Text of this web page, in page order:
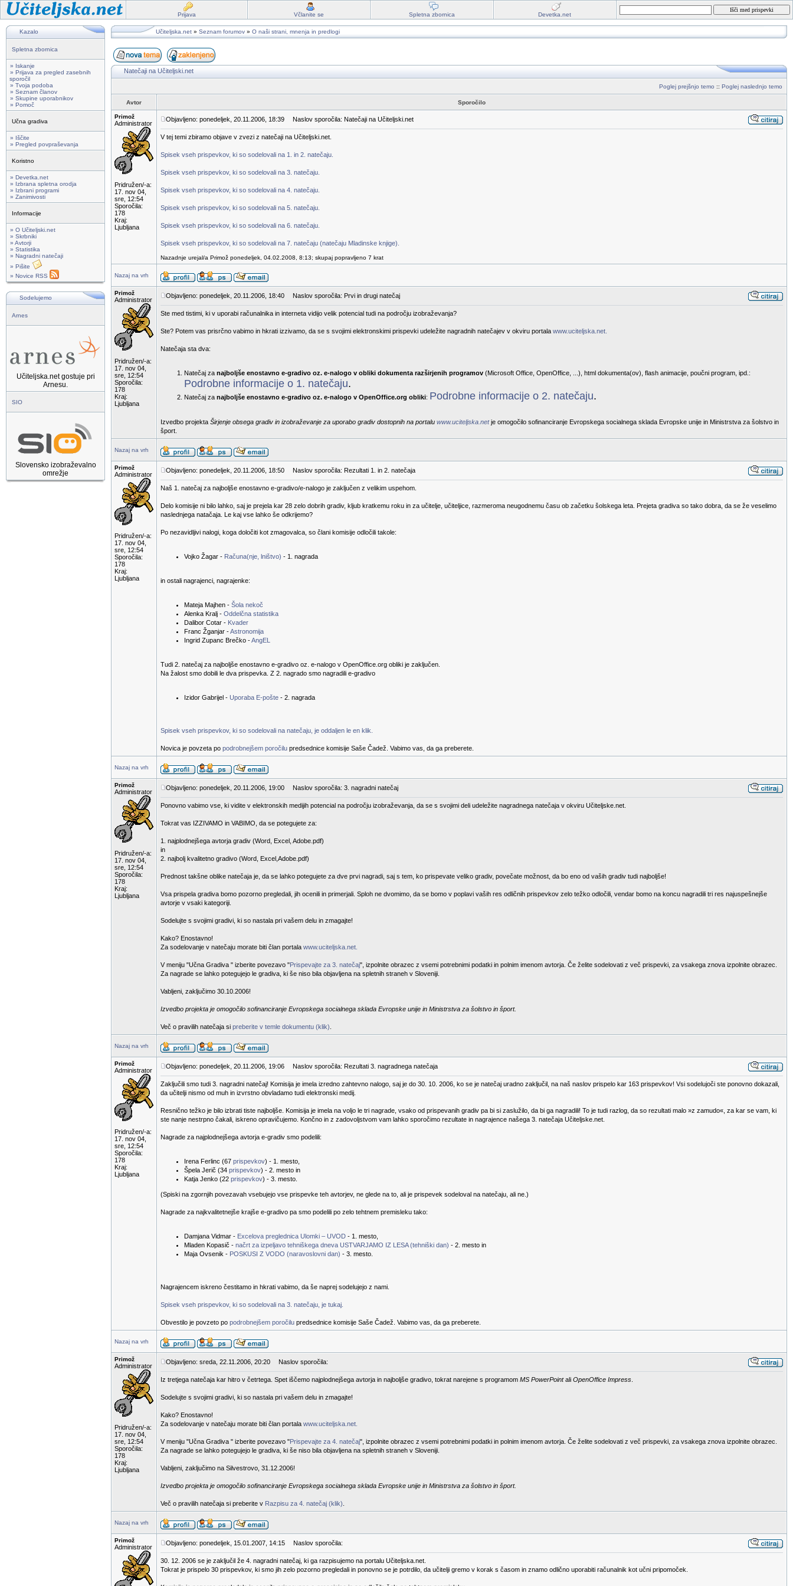
Prijava Včlanite se Spletna zbornica Devetka.net
Kazalo
Spletna zbornica
» Iskanje
» Prijava za pregled zasebnih
sporočil
» Tvoja podoba
» Seznam članov
» Skupine uporabnikov
» Pomoč
Učna gradiva
» Iščite
» Pregled povpraševanja
Koristno
» Devetka.net
» Izbrana spletna orodja
» Izbrani programi
» Zanimivosti
Informacije
» O Učiteljski.net
» Skrbniki
» Avtorji
» Statistika
» Nagradni natečaji
» Pišite
» Novice RSS
Sodelujemo
Arnes
Učiteljska.net gostuje pri
Arnesu.
SIO
Slovensko izobraževalno
omrežje
Učiteljska.net » Seznam forumov » O naši strani, mnenja in predlogi
Natečaji na Učiteljski.net
Poglej prejšnjo temo :: Poglej naslednjo temo
Avtor Sporočilo
Primož
Administrator
Pridružen/-a:
17. nov 04,
sre, 12:54
Sporočila:
178
Kraj:
Ljubljana
Objavljeno: ponedeljek, 20.11.2006, 18:39 Naslov sporočila: Natečaji na Učiteljski.net
V tej temi zbiramo objave v zvezi z natečaji na Učiteljski.net.
Spisek vseh prispevkov, ki so sodelovali na 1. in 2. natečaju.
Spisek vseh prispevkov, ki so sodelovali na 3. natečaju.
Spisek vseh prispevkov, ki so sodelovali na 4. natečaju.
Spisek vseh prispevkov, ki so sodelovali na 5. natečaju.
Spisek vseh prispevkov, ki so sodelovali na 6. natečaju.
Spisek vseh prispevkov, ki so sodelovali na 7. natečaju (natečaju Mladinske knjige).
Nazadnje urejal/a Primož ponedeljek, 04.02.2008, 8:13; skupaj popravljeno 7 krat
Nazaj na vrh
Primož
Administrator
Pridružen/-a:
17. nov 04,
sre, 12:54
Sporočila:
178
Kraj:
Ljubljana
Objavljeno: ponedeljek, 20.11.2006, 18:40 Naslov sporočila: Prvi in drugi natečaj
Ste med tistimi, ki v uporabi računalnika in interneta vidijo velik potencial tudi na področju izobraževanja?
Ste? Potem vas prisrčno vabimo in hkrati izzivamo, da se s svojimi elektronskimi prispevki udeležite nagradnih natečajev v okviru portala www.uciteljska.net.
Natečaja sta dva:
Natečaj za najboljše enostavno e-gradivo oz. e-nalogo v obliki dokumenta razširjenih programov (Microsoft Office, OpenOffice, ...), html dokumenta(ov), flash animacije, poučni program, ipd.:
Podrobne informacije o 1. natečaju.
Natečaj za najboljše enostavno e-gradivo oz. e-nalogo v OpenOffice.org obliki: Podrobne informacije o 2. natečaju.
Izvedbo projekta Širjenje obsega gradiv in izobraževanje za uporabo gradiv dostopnih na portalu www.uciteljska.netje omogočilo sofinanciranje Evropskega socialnega sklada Evropske unije in Ministrstva za šolstvo in
šport.
Nazaj na vrh
Primož
Administrator
Pridružen/-a:
17. nov 04,
sre, 12:54
Sporočila:
178
Kraj:
Ljubljana
Objavljeno: ponedeljek, 20.11.2006, 18:50 Naslov sporočila: Rezultati 1. in 2. natečaja
Naš 1. natečaj za najboljše enostavno e-gradivo/e-nalogo je zaključen z velikim uspehom.
Delo komisije ni bilo lahko, saj je prejela kar 28 zelo dobrih gradiv, kljub kratkemu roku in za učitelje, učiteljice, razmeroma neugodnemu času ob začetku šolskega leta. Prejeta gradiva so tako dobra, da se že veselimo
naslednjega natačaja. Le kaj vse lahko še odkrijemo?
Po nezavidljivi nalogi, koga določiti kot zmagovalca, so člani komisije odločili takole:
Vojko Žagar - Računa(nje, lništvo) - 1. nagrada
in ostali nagrajenci, nagrajenke:
Mateja Majhen - Šola nekoč
Alenka Kralj - Oddelčna statistika
Dalibor Cotar - Kvader
Franc Žganjar -Astronomija
Ingrid Zupanc Brečko -AngEL
Tudi 2. natečaj za najboljše enostavno e-gradivo oz. e-nalogo v OpenOffice.org obliki je zaključen.
Na žalost smo dobili le dva prispevka. Z 2. nagrado smo nagradili e-gradivo
Izidor Gabrijel - Uporaba E-pošte - 2. nagrada
Spisek vseh prispevkov, ki so sodelovali na natečaju, je oddaljen le en klik.
Novica je povzeta po podrobnejšem poročilu predsednice komisije Saše Čadež. Vabimo vas, da ga preberete.
Nazaj na vrh
Primož
Administrator
Pridružen/-a:
17. nov 04,
sre, 12:54
Sporočila:
178
Kraj:
Ljubljana
Objavljeno: ponedeljek, 20.11.2006, 19:00 Naslov sporočila: 3. nagradni natečaj
Ponovno vabimo vse, ki vidite v elektronskih medijih potencial na področju izobraževanja, da se s svojimi deli udeležite nagradnega natečaja v okviru Učiteljske.net.
Tokrat vas IZZIVAMO in VABIMO, da se potegujete za:
1. najplodnejšega avtorja gradiv (Word, Excel, Adobe.pdf)
in
2. najbolj kvalitetno gradivo (Word, Excel,Adobe.pdf)
Prednost takšne oblike natečaja je, da se lahko potegujete za dve prvi nagradi, saj s tem, ko prispevate veliko gradiv, povečate možnost, da bo eno od vaših gradiv tudi najboljše!
Vsa prispela gradiva bomo pozorno pregledali, jih ocenili in primerjali. Sploh ne dvomimo, da se bomo v poplavi vaših res odličnih prispevkov zelo težko odločili, vendar bomo na koncu nagradili tri res najuspešnejše
avtorje v vsaki kategoriji.
Sodelujte s svojimi gradivi, ki so nastala pri vašem delu in zmagajte!
Kako? Enostavno!
Za sodelovanje v natečaju morate biti član portala www.uciteljska.net.
V meniju "Učna Gradiva " izberite povezavo "Prispevajte za 3. natečaj", izpolnite obrazec z vsemi potrebnimi podatki in polnim imenom avtorja. Če želite sodelovati z več prispevki, za vsakega znova izpolnite obrazec.
Za nagrade se lahko potegujejo le gradiva, ki še niso bila objavljena na spletnih straneh v Sloveniji.
Vabljeni, zaključimo 30.10.2006!
Izvedbo projekta je omogočilo sofinanciranje Evropskega socialnega sklada Evropske unije in Ministrstva za šolstvo in šport.
Več o pravilih natečaja si preberite v temle dokumentu (klik)
Nazaj na vrh
Primož
Administrator
Pridružen/-a:
17. nov 04,
sre, 12:54
Sporočila:
178
Kraj:
Ljubljana
Objavljeno: ponedeljek, 20.11.2006, 19:06 Naslov sporočila: Rezultati 3. nagradnega natečaja
Zaključili smo tudi 3. nagradni natečaj! Komisija je imela izredno zahtevno nalogo, saj je do 30. 10. 2006, ko se je natečaj uradno zaključil, na naš naslov prispelo kar 163 prispevkov! Vsi sodelujoči ste ponovno dokazali,
da učitelji nismo od muh in izvrstno obvladamo tudi elektronski medij.
Resnično težko je bilo izbrati tiste najboljše. Komisija je imela na voljo le tri nagrade, vsako od prispevanih gradiv pa bi si zaslužilo, da bi ga nagradili! To je tudi razlog, da so rezultati malo »z zamudo«, za kar se vam, ki
ste nanje nestrpno čakali, iskreno opravičujemo. Končno in z zadovoljstvom vam lahko sporočimo rezultate in nagrajence našega 3. natečaja Učiteljske.net.
Nagrade za najplodnejšega avtorja e-gradiv smo podelili:
Irena Ferlinc (67 prispevkov) - 1. mesto,
Špela Jerič (34 prispevkov) - 2. mesto in
Katja Jenko (22 prispevkov) - 3. mesto.
(Spiski na zgornjih povezavah vsebujejo vse prispevke teh avtorjev, ne glede na to, ali je prispevek sodeloval na natečaju, ali ne.)
Nagrade za najkvalitetnejše krajše e-gradivo pa smo podelili po zelo tehtnem premisleku tako:
Damjana Vidmar - Excelova preglednica Ulomki – UVOD - 1. mesto,
Mladen Kopasič - načrt za izpeljavo tehniškega dneva USTVARJAMO IZ LESA (tehniški dan) - 2. mesto in
Maja Ovsenik - POSKUSI Z VODO (naravoslovni dan) - 3. mesto.
Nagrajencem iskreno čestitamo in hkrati vabimo, da še naprej sodelujejo z nami.
Spisek vseh prispevkov, ki so sodelovali na 3. natečaju, je tukaj.
Obvestilo je povzeto po podrobnejšem poročilu predsednice komisije Saše Čadež. Vabimo vas, da ga preberete.
Nazaj na vrh
Primož
Administrator
Pridružen/-a:
17. nov 04,
sre, 12:54
Sporočila:
178
Kraj:
Ljubljana
Objavljeno: sreda, 22.11.2006, 20:20 Naslov sporočila:
Iz tretjega natečaja kar hitro v četrtega. Spet iščemo najplodnejšega avtorja in najboljše gradivo, tokrat narejene s programom MS PowerPointali OpenOffice Impress
Sodelujte s svojimi gradivi, ki so nastala pri vašem delu in zmagajte!
Kako? Enostavno!
Za sodelovanje v natečaju morate biti član portala www.uciteljska.net.
V meniju "Učna Gradiva " izberite povezavo "Prispevajte za 4. natečaj", izpolnite obrazec z vsemi potrebnimi podatki in polnim imenom avtorja. Če želite sodelovati z več prispevki, za vsakega znova izpolnite obrazec.
Za nagrade se lahko potegujejo le gradiva, ki še niso bila objavljena na spletnih straneh v Sloveniji.
Vabljeni, zaključimo na Silvestrovo, 31.12.2006!
Izvedbo projekta je omogočilo sofinanciranje Evropskega socialnega sklada Evropske unije in Ministrstva za šolstvo in šport.
Več o pravilih natečaja si preberite v Razpisu za 4. natečaj (klik)
Nazaj na vrh
Primož
Administrator
Objavljeno: ponedeljek, 15.01.2007, 14:15 Naslov sporočila:
30. 12. 2006 se je zaključil že 4. nagradni natečaj, ki ga razpisujemo na portalu Učiteljska.net.
Tokrat je prispelo 30 prispevkov, ki smo jih zelo pozorno pregledali in ponovno se je potrdilo, da učitelji gremo v korak s časom in znamo odlično uporabiti računalnik kot učni pripomoček.